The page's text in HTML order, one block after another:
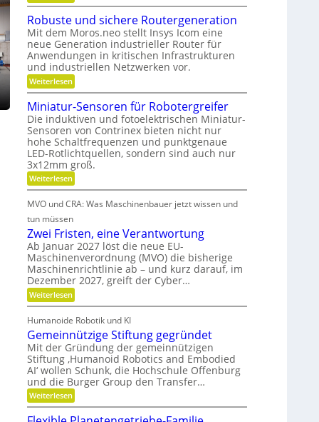
e
n
c
h
a
f
t
i
n
e
r
K
u
n
s
s
t
o
f
f
b
r
a
n
c
h
e
e
t
r
i
e
b
s
z
e
i
t
d
a
n
k
Ö
l
a
u
s
g
l
e
i
c
h
B
a
t
t
e
r
i
-
u
n
d
g
e
r
i
e
b
e
l
o
s
Robuste und sichere Routergeneration
Mit dem Moros.neo stellt Insys Icom eine
neue Generation industrieller Router für
Anwendungen in kritischen Infrastrukturen
und industriellen Netzwerken vor.
Weiterlesen:
R
b
u
s
t
e
u
n
d
s
i
c
h
e
r
e
R
o
u
t
e
r
g
n
e
r
a
t
i
o
n
Miniatur-Sensoren für Robotergreifer
Die induktiven und fotoelektrischen Miniatur-
Sensoren von Contrinex bieten nicht nur
hohe Schaltfrequenzen und punktgenaue
LED-Rotlichtquellen, sondern sind auch nur
3x12mm groß.
Weiterlesen:
M
n
i
a
t
u
r
-
S
e
n
s
o
e
n
f
ü
r
R
o
b
o
MVO und CRA: Was Maschinenbauer jetzt wissen und
tun müssen
Zwei Fristen, eine Verantwortung
Ab Januar 2027 löst die neue EU-
Maschinenverordnung (MVO) die bisherige
Maschinenrichtlinie ab – und kurz darauf, im
Dezember 2027, greift der Cyber…
Weiterlesen:
Z
e
i
F
r
i
s
t
e
n
Humanoide Robotik und KI
Gemeinnützige Stiftung gegründet
Mit der Gründung der gemeinnützigen
Stiftung ‚Humanoid Robotics and Embodied
AI‘ wollen Schunk, die Hochschule Offenburg
und die Burger Group den Transfer…
Weiterlesen:
G
e